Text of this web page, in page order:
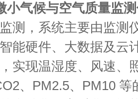
小气候与空气质量监
测，系统主要由监测
能硬件、大数据及云
实现温湿度、风速、
、 PM2.5、 PM10 等